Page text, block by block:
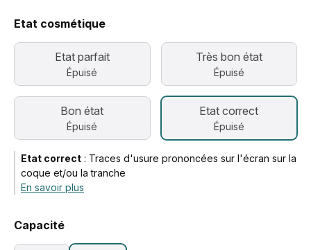
Etat cosmétique
Etat parfait
Épuisé
Très bon état
Épuisé
Bon état
Épuisé
Etat correct
Épuisé
Etat correct : Traces d'usure prononcées sur l'écran sur la
coque et/ou la tranche
En savoir plus
Capacité